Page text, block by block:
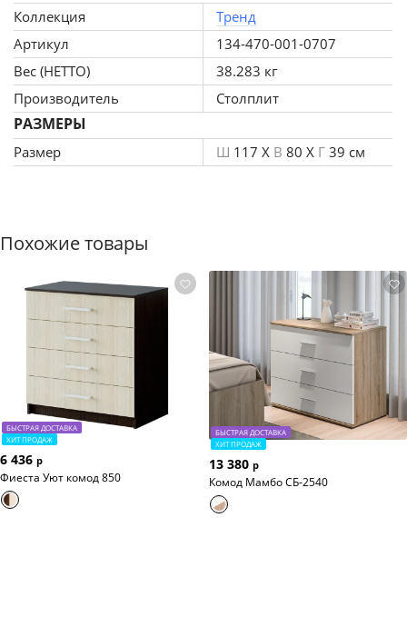
Коллекция
Тренд
Артикул
134-470-001-0707
Вес (НЕТТО)
38.283 кг
Производитель
Столплит
РАЗМЕРЫ
Размер Ш 117 X В 80 X Г 39 см
Похожие товары
БЫСТРАЯ ДОСТАВКА
ХИТ ПРОДАЖ
6 436 р
Фиеста Уют комод 850
БЫСТРАЯ ДОСТАВКА
ХИТ ПРОДАЖ
13 380 р
Комод Мамбо СБ-2540